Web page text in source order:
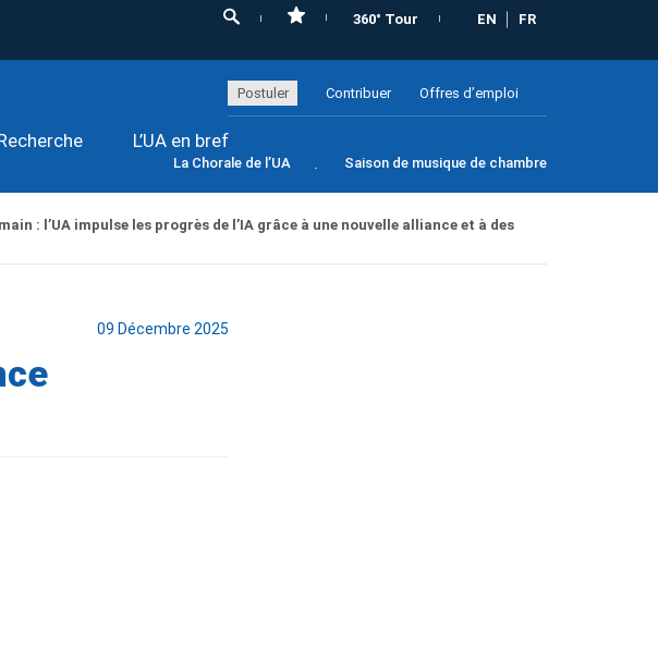
360° Tour EN FR
Postuler Contribuer Offres d’emploi
L’UA en bref
La Chorale de l’UA Saison de musique de chambre
: l’UA impulse les progrès de l’IA grâce à une nouvelle alliance et à des
09 Décembre 2025